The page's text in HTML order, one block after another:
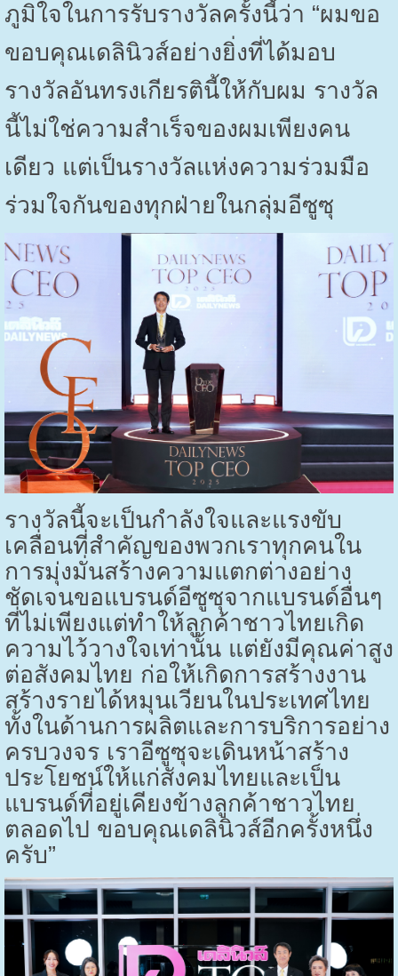
ภูมิใจในการรับรางวัลครั้งนี้ว่า “ผมขอ
ขอบคุณเดลินิวส์อย่างยิ่งที่ได้มอบ
รางวัลอันทรงเกียรตินี้ให้กับผม รางวัล
นี้ไม่ใช่ความสำเร็จของผมเพียงคน
เดียว แต่เป็นรางวัลแห่งความร่วมมือ
ร่วมใจกันของทุกฝ่ายในกลุ่มอีซูซุ
รางวัลนี้จะเป็นกำลังใจและแรงขับ
เคลื่อนที่สำคัญของพวกเราทุกคนใน
การมุ่งมั่นสร้างความแตกต่างอย่าง
ชัดเจนขอแบรนด์อีซูซุจากแบรนด์อื่นๆ
ที่ไม่เพียงแต่ทำให้ลูกค้าชาวไทยเกิด
ความไว้วางใจเท่านั้น แต่ยังมีคุณค่าสูง
ต่อสังคมไทย ก่อให้เกิดการสร้างงาน
สร้างรายได้หมุนเวียนในประเทศไทย
ทั้งในด้านการผลิตและการบริการอย่าง
ครบวงจร เราอีซูซุจะเดินหน้าสร้าง
ประโยชน์ให้แก่สังคมไทยและเป็น
แบรนด์ที่อยู่เคียงข้างลูกค้าชาวไทย
ตลอดไป ขอบคุณเดลินิวส์อีกครั้งหนึ่ง
ครับ”